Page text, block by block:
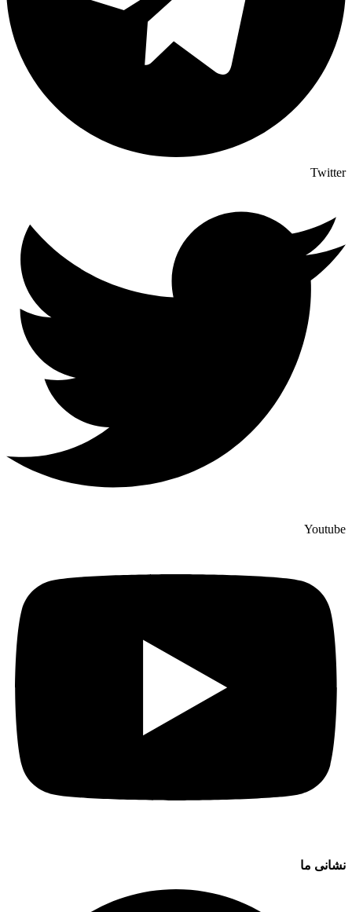
Twitter
Youtube
نشانی ما